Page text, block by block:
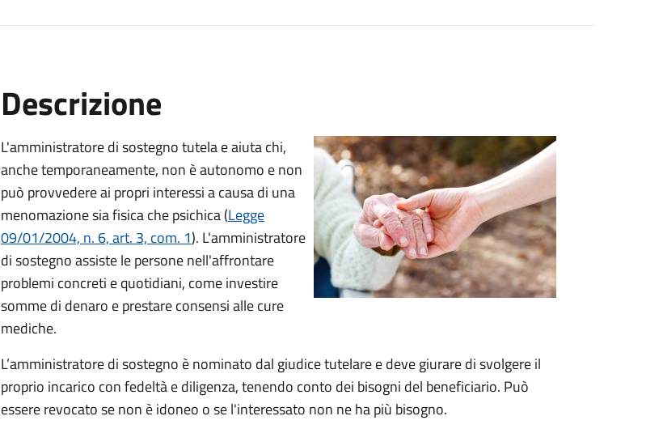
Descrizione
L'amministratore di sostegno tutela e aiuta chi,
anche temporaneamente, non è autonomo e non
può provvedere ai propri interessi a causa di una
menomazione sia fisica che psichica (Legge
09/01/2004, n. 6, art. 3, com. 1). L'amministratore
di sostegno assiste le persone nell'affrontare
problemi concreti e quotidiani, come investire
somme di denaro e prestare consensi alle cure
mediche.
L’amministratore di sostegno è nominato dal giudice tutelare e deve giurare di svolgere il
proprio incarico con fedeltà e diligenza, tenendo conto dei bisogni del beneficiario. Può
essere revocato se non è idoneo o se l'interessato non ne ha più bisogno.